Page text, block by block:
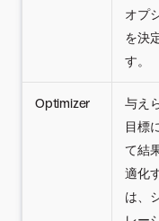
オプ
を決
す。
Optimizer
与え
目標
て結
適化
は、